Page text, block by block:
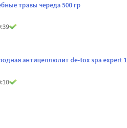
травы череда 500 гр
антицеллюлит de-tox spa expert